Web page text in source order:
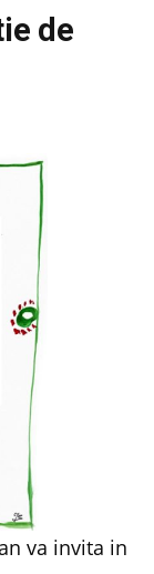
de
va invita in